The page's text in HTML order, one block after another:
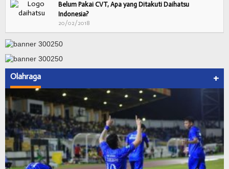
Belum Pakai CVT, Apa yang Ditakuti Daihatsu
Indonesia?
20/02/2018
Olahraga +